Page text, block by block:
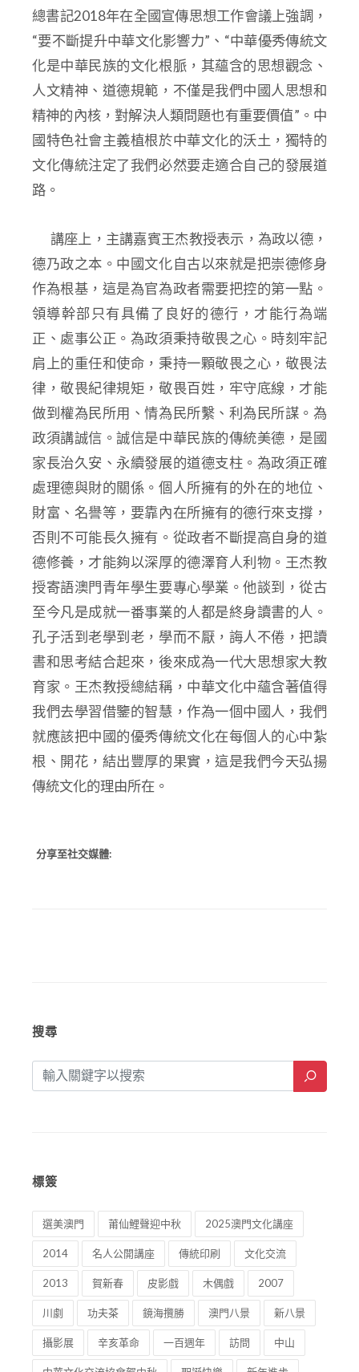
總書記2018年在全國宣傳思想工作會議上強調，
“要不斷提升中華文化影響力”、“中華優秀傳統文
化是中華民族的文化根脈，其蘊含的思想觀念、
人文精神、道德規範，不僅是我們中國人思想和
精神的內核，對解決人類問題也有重要價值”。中
國特色社會主義植根於中華文化的沃土，獨特的
文化傳統注定了我們必然要走適合自己的發展道
路。
講座上，主講嘉賓王杰教授表示，為政以德，
德乃政之本。中國文化自古以來就是把崇德修身
作為根基，這是為官為政者需要把控的第一點。
領導幹部只有具備了良好的德行，才能行為端
正、處事公正。為政須秉持敬畏之心。時刻牢記
肩上的重任和使命，秉持一顆敬畏之心，敬畏法
律，敬畏紀律規矩，敬畏百姓，牢守底線，才能
做到權為民所用、情為民所繫、利為民所謀。為
政須講誠信。誠信是中華民族的傳統美德，是國
家長治久安、永續發展的道德支柱。為政須正確
處理德與財的關係。個人所擁有的外在的地位、
財富、名譽等，要靠內在所擁有的德行來支撐，
否則不可能長久擁有。從政者不斷提高自身的道
德修養，才能夠以深厚的德澤育人利物。王杰教
授寄語澳門青年學生要專心學業。他談到，從古
至今凡是成就一番事業的人都是終身讀書的人。
孔子活到老學到老，學而不厭，誨人不倦，把讀
書和思考結合起來，後來成為一代大思想家大教
育家。王杰教授總結稱，中華文化中蘊含著值得
我們去學習借鑒的智慧，作為一個中國人，我們
就應該把中國的優秀傳統文化在每個人的心中紮
根、開花，結出豐厚的果實，這是我們今天弘揚
傳統文化的理由所在。
分享至社交媒體:
搜尋
標簽
選美澳門 莆仙鯉聲迎中秋 2025澳門文化講座
2014 名人公開講座 傳統印刷 文化交流
2013 賀新春 皮影戲 木偶戲 2007
川劇 功夫茶 鏡海攬勝 澳門八景 新八景
攝影展 辛亥革命 一百週年 訪問 中山